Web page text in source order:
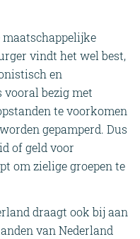
vindt het wel best,
en
bezig met
te voorkomen
gepamperd. Dus
of geld voor
om zielige groepen te
draagt ook bij aan
van Nederland